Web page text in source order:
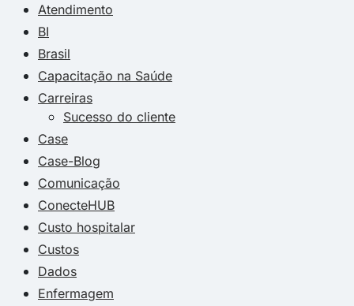
Atendimento
BI
Brasil
Capacitação na Saúde
Carreiras
Sucesso do cliente
Case
Case-Blog
Comunicação
ConecteHUB
Custo hospitalar
Custos
Dados
Enfermagem